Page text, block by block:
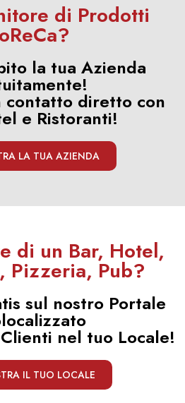
di Prodotti
la tua Azienda
contatto diretto con
e Ristoranti!
LA TUA AZIENDA
di un Bar, Hotel,
Pizzeria, Pub?
sul nostro Portale
nel tuo Locale!
IL TUO LOCALE